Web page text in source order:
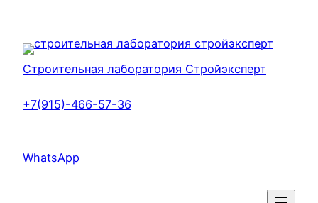
содержимому
Строительная лаборатория Стройэксперт
+7(915)-466-57-36
WhatsApp